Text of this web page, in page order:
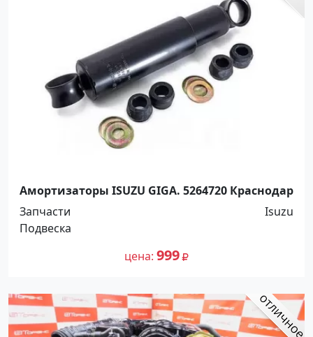
Амортизаторы ISUZU GIGA. 5264720 Краснодар
Запчасти
Isuzu
Подвеска
цена 999